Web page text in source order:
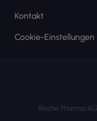
Roche Pharma
Kontakt
Cookie-Einstellungen